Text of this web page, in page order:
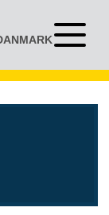
Åben
menu